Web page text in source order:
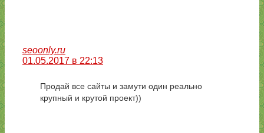
seoonly.ru
01.05.2017 в 22:13
Продай все сайты и замути один реально
крупный и крутой проект))